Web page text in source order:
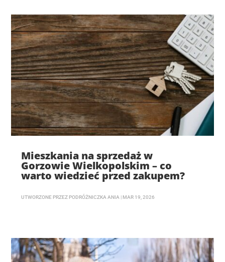
Mieszkania na sprzedaż w
Gorzowie Wielkopolskim – co
warto wiedzieć przed zakupem?
UTWORZONE PRZEZ PODRÓŻNICZKA ANIA | MAR 19, 2026